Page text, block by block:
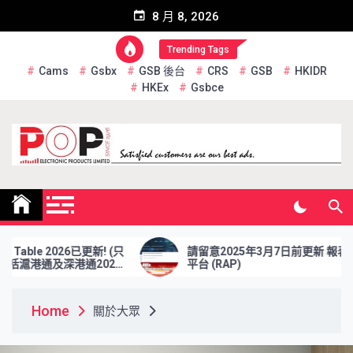
8 月 8, 2026
Trending Tags
Cams Gsbx GSB 後台 CRS GSB
HKIDR
HKEx
Gsbce
Pop Electronic Products
Limited
2026已更新! (只
通及深港通2026
請留意2025年3月7日前更新 報表檢索
平台 (RAP)
Home 關於大眾